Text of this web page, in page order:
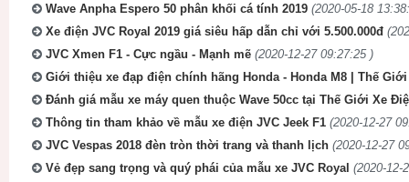
Wave Anpha Espero 50 phân khối cá tính 2019 (2020-05-18
Xe điện JVC Royal 2019 giá siêu hấp dẫn chỉ với 5.500.000đ
JVC Xmen F1 - Cực ngầu - Mạnh mẽ (2020-12-27 09:27:25 )
Giới thiệu xe đạp điện chính hãng Honda - Honda M8 | Thế
Đánh giá mẫu xe máy quen thuộc Wave 50cc tại Thế Giới Xe
Thông tin tham khảo về mẫu xe điện JVC Jeek F1 (2020-12-27
JVC Vespas 2018 đèn tròn thời trang và thanh lịch (2020-12-27
Vẻ đẹp sang trọng và quý phái của mẫu xe JVC Royal (2020-12-